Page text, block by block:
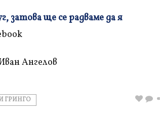
затова ще се радваме да я
Ангелов
ГРИНГО